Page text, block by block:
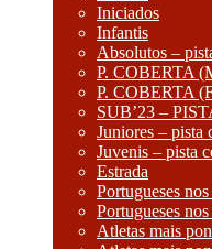
Iniciados
Infantis
Absolutos –
P. COBERTA
P. COBERTA
SUB’23 –
Juniores – pista
Juvenis – pista
Estrada
Portugueses
Portugueses
Atletas mais